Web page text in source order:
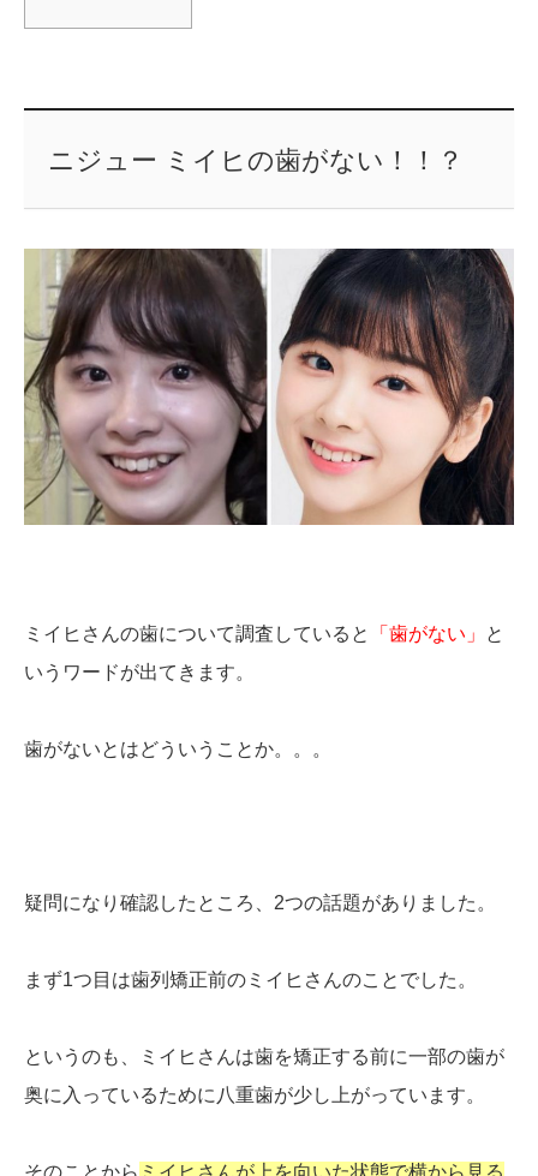
ニジュー ミイヒの歯がない！！？
ミイヒさんの歯について調査していると 「歯がない」
と
いうワードが出てきます。
歯がないとはどういうことか。。。
疑問になり確認したところ、2つの話題がありました。
まず1つ目は歯列矯正前のミイヒさんのことでした。
というのも、ミイヒさんは歯を矯正する前に一部の歯が
奥に入っているために八重歯が少し上がっています。
そのことから ミイヒさんが上を向いた状態で横から見る